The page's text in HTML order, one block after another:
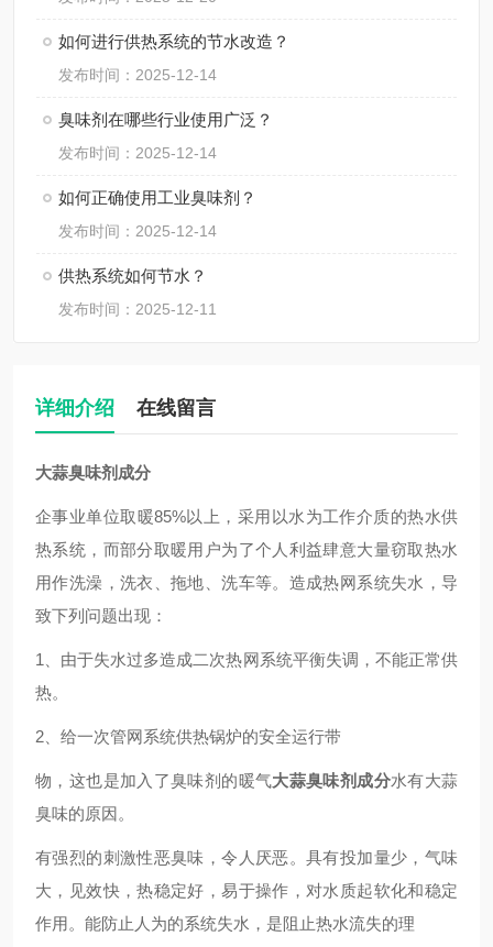
如何进行供热系统的节水改造？
发布时间：2025-12-14
臭味剂在哪些行业使用广泛？
发布时间：2025-12-14
如何正确使用工业臭味剂？
发布时间：2025-12-14
供热系统如何节水？
发布时间：2025-12-11
详细介绍 在线留言
大蒜臭味剂成分
企事业单位取暖85%以上，采用以水为工作介质的热水供
热系统，而部分取暖用户为了个人利益肆意大量窃取热水
用作洗澡，洗衣、拖地、洗车等。造成热网系统失水，导
致下列问题出现：
1、由于失水过多造成二次热网系统平衡失调，不能正常供
热。
2、给一次管网系统供热锅炉的安全运行带
物，这也是加入了臭味剂的暖气大蒜臭味剂成分水有大蒜
臭味的原因。
有强烈的刺激性恶臭味，令人厌恶。具有投加量少，气味
大，见效快，热稳定好，易于操作，对水质起软化和稳定
作用。能防止人为的系统失水，是阻止热水流失的理